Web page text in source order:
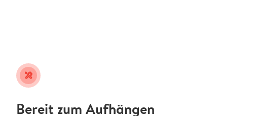
tools
Bereit zum Aufhängen